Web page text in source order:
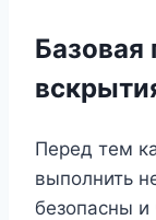
Базовая
Перед тем
выполнить
безопасны и